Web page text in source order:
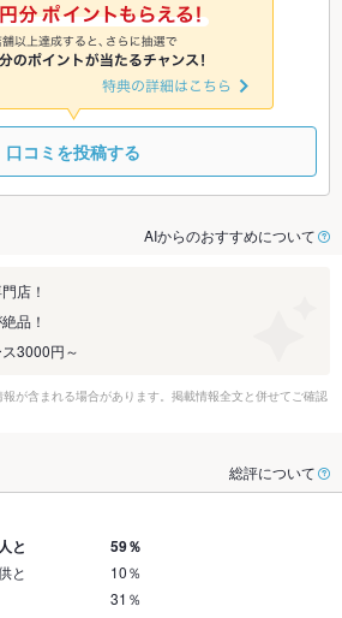
9/9
◎
9/10
◎
9/11
口コミを投稿する
AIからのおすすめについて
店！
品！
3000円～
が含まれる場合があります。掲載情報全文と併せてご確認
総評について
と
59％
と
10％
31％